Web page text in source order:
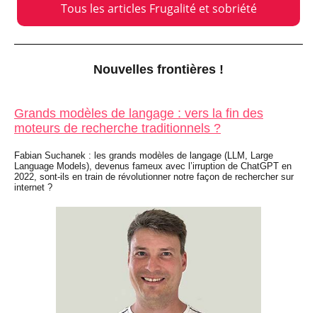
Tous les articles Frugalité et sobriété
Nouvelles frontières !
Grands modèles de langage : vers la fin des
moteurs de recherche traditionnels ?
Fabian Suchanek : les grands modèles de langage (LLM, Large
Language Models), devenus fameux avec l’irruption de ChatGPT en
2022, sont-ils en train de révolutionner notre façon de rechercher sur
internet ?